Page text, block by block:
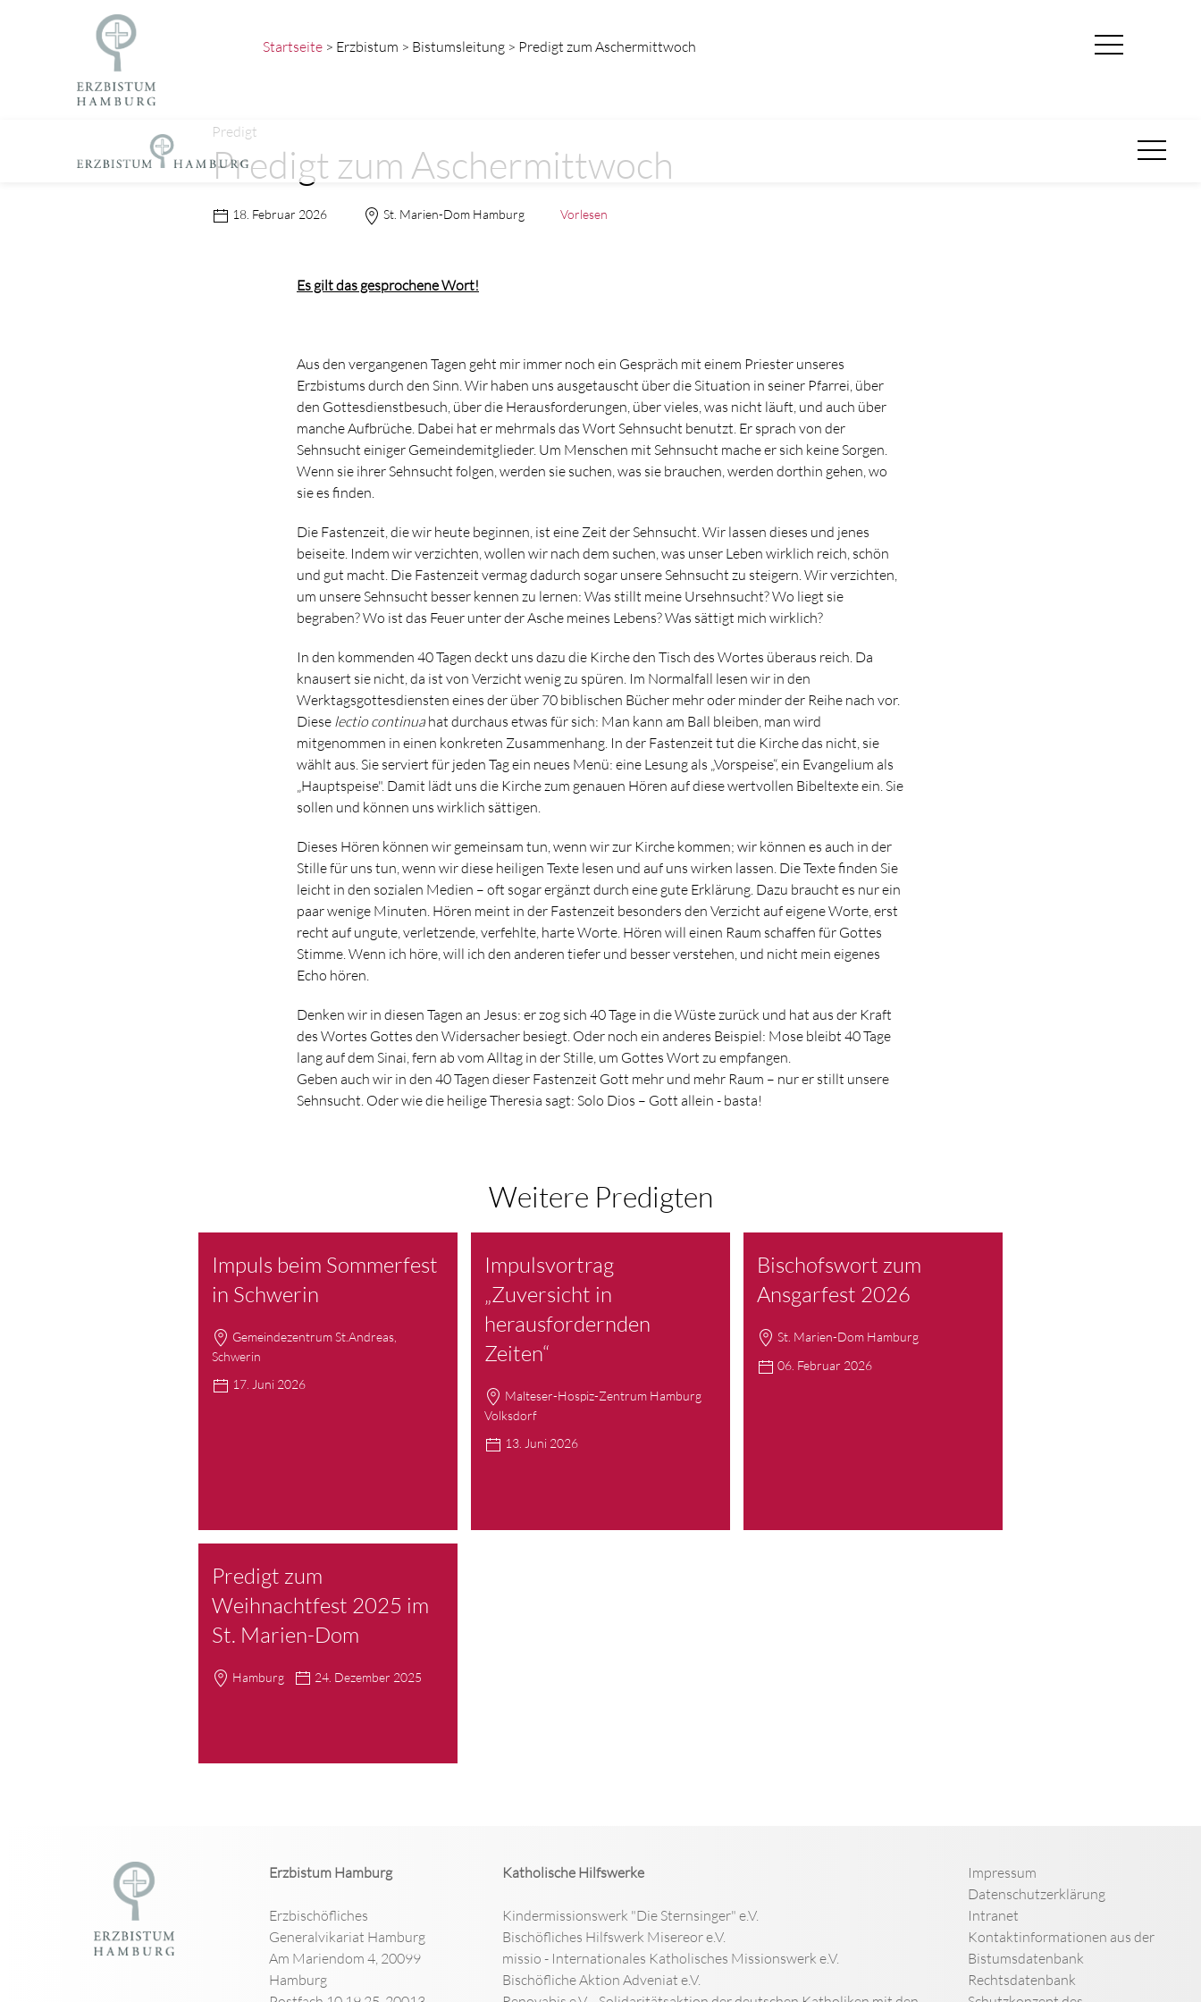
Startseite > Erzbistum > Bistumsleitung > Predigt zum Aschermittwoch
Predigt
Predigt zum Aschermittwoch
18. Februar 2026 St. Marien-Dom Hamburg Vorlesen
Es gilt das gesprochene Wort!
Aus den vergangenen Tagen geht mir immer noch ein Gespräch mit einem Priester unseres
Erzbistums durch den Sinn. Wir haben uns ausgetauscht über die Situation in seiner Pfarrei, über
den Gottesdienstbesuch, über die Herausforderungen, über vieles, was nicht läuft, und auch über
manche Aufbrüche. Dabei hat er mehrmals das Wort Sehnsucht benutzt. Er sprach von der
Sehnsucht einiger Gemeindemitglieder. Um Menschen mit Sehnsucht mache er sich keine Sorgen.
Wenn sie ihrer Sehnsucht folgen, werden sie suchen, was sie brauchen, werden dorthin gehen, wo
sie es finden.
Die Fastenzeit, die wir heute beginnen, ist eine Zeit der Sehnsucht. Wir lassen dieses und jenes
beiseite. Indem wir verzichten, wollen wir nach dem suchen, was unser Leben wirklich reich, schön
und gut macht. Die Fastenzeit vermag dadurch sogar unsere Sehnsucht zu steigern. Wir verzichten,
um unsere Sehnsucht besser kennen zu lernen: Was stillt meine Ursehnsucht? Wo liegt sie
begraben? Wo ist das Feuer unter der Asche meines Lebens? Was sättigt mich wirklich?
In den kommenden 40 Tagen deckt uns dazu die Kirche den Tisch des Wortes überaus reich. Da
knausert sie nicht, da ist von Verzicht wenig zu spüren. Im Normalfall lesen wir in den
Werktagsgottesdiensten eines der über 70 biblischen Bücher mehr oder minder der Reihe nach vor.
Diese lectio continua hat durchaus etwas für sich: Man kann am Ball bleiben, man wird
mitgenommen in einen konkreten Zusammenhang. In der Fastenzeit tut die Kirche das nicht, sie
wählt aus. Sie serviert für jeden Tag ein neues Menü: eine Lesung als „Vorspeise“, ein Evangelium als
„Hauptspeise". Damit lädt uns die Kirche zum genauen Hören auf diese wertvollen Bibeltexte ein. Sie
sollen und können uns wirklich sättigen.
Dieses Hören können wir gemeinsam tun, wenn wir zur Kirche kommen; wir können es auch in der
Stille für uns tun, wenn wir diese heiligen Texte lesen und auf uns wirken lassen. Die Texte finden Sie
leicht in den sozialen Medien – oft sogar ergänzt durch eine gute Erklärung. Dazu braucht es nur ein
paar wenige Minuten. Hören meint in der Fastenzeit besonders den Verzicht auf eigene Worte, erst
recht auf ungute, verletzende, verfehlte, harte Worte. Hören will einen Raum schaffen für Gottes
Stimme. Wenn ich höre, will ich den anderen tiefer und besser verstehen, und nicht mein eigenes
Echo hören.
Denken wir in diesen Tagen an Jesus: er zog sich 40 Tage in die Wüste zurück und hat aus der Kraft
des Wortes Gottes den Widersacher besiegt. Oder noch ein anderes Beispiel: Mose bleibt 40 Tage
lang auf dem Sinai, fern ab vom Alltag in der Stille, um Gottes Wort zu empfangen.
Geben auch wir in den 40 Tagen dieser Fastenzeit Gott mehr und mehr Raum – nur er stillt unsere
Sehnsucht. Oder wie die heilige Theresia sagt: Solo Dios – Gott allein - basta!
Weitere Predigten
Impuls beim Sommerfest
in Schwerin
Gemeindezentrum St.Andreas,
Schwerin
17. Juni 2026
Impulsvortrag
„Zuversicht in
herausfordernden
Zeiten“
Malteser-Hospiz-Zentrum Hamburg
Volksdorf
13. Juni 2026
Bischofswort zum
Ansgarfest 2026
St. Marien-Dom Hamburg
06. Februar 2026
Predigt zum
Weihnachtfest 2025 im
St. Marien-Dom
Hamburg 24. Dezember 2025
Erzbistum Hamburg
Erzbischöfliches
Generalvikariat Hamburg
Am Mariendom 4, 20099
Hamburg
Katholische Hilfswerke
Kindermissionswerk "Die Sternsinger" e.V.
Bischöfliches Hilfswerk Misereor e.V.
missio - Internationales Katholisches Missionswerk e.V.
Bischöfliche Aktion Adveniat e.V.
Impressum
Datenschutzerklärung
Intranet
Kontaktinformationen aus der
Bistumsdatenbank
Rechtsdatenbank